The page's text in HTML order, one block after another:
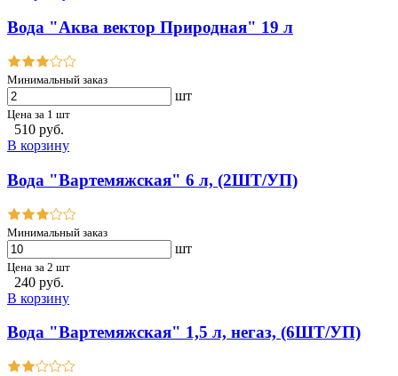
Вода "Аква вектор Природная" 19 л
Минимальный заказ
шт
Цена за 1 шт
510 руб.
В корзину
Вода "Вартемяжская" 6 л, (2ШТ/УП)
Минимальный заказ
шт
Цена за 2 шт
240 руб.
В корзину
Вода "Вартемяжская" 1,5 л, негаз, (6ШТ/УП)